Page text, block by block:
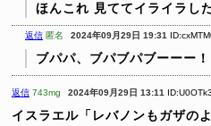
ほんこれ 見ててイライラし
返信 匿名 2024年09月29日 19:31
ブパパ、ブパブパブーーー！
返信 743mg 2024年09月29日 13:11
イスラエル「レバノンもガザの